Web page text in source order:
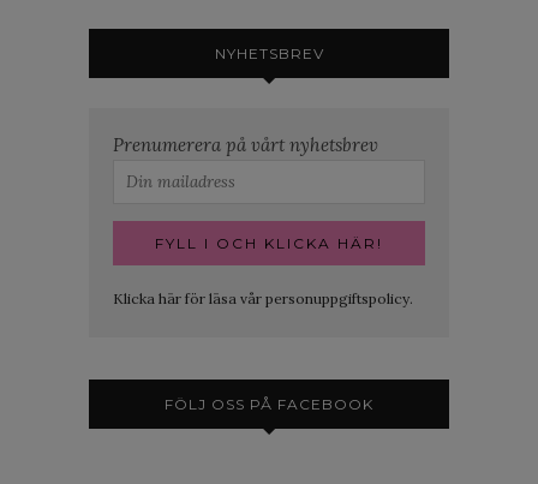
NYHETSBREV
Prenumerera på vårt nyhetsbrev
Klicka här för läsa vår personuppgiftspolicy.
FÖLJ OSS PÅ FACEBOOK